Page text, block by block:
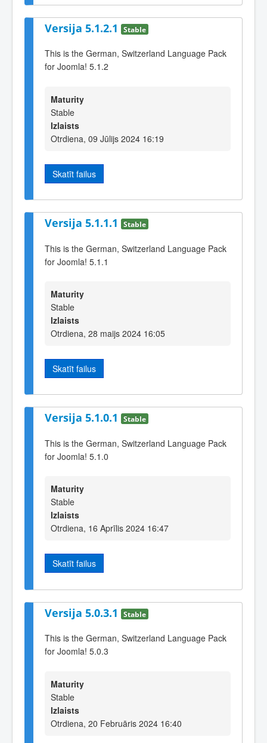
Versija 5.1.2.1 Stable
This is the German, Switzerland Language Pack
for Joomla! 5.1.2
Maturity
Stable
Izlaists
Otrdiena, 09 Jūlijs 2024 16:19
Skatīt failus
Versija 5.1.1.1 Stable
This is the German, Switzerland Language Pack
for Joomla! 5.1.1
Maturity
Stable
Izlaists
Otrdiena, 28 maijs 2024 16:05
Skatīt failus
Versija 5.1.0.1 Stable
This is the German, Switzerland Language Pack
for Joomla! 5.1.0
Maturity
Stable
Izlaists
Otrdiena, 16 Aprīlis 2024 16:47
Skatīt failus
Versija 5.0.3.1 Stable
This is the German, Switzerland Language Pack
for Joomla! 5.0.3
Maturity
Stable
Izlaists
Otrdiena, 20 Februāris 2024 16:40